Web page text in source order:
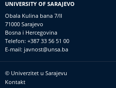
UNIVERSITY OF SARAJEVO
Obala Kulina bana 7/II
71000 Sarajevo
Bosna i Hercegovina
Telefon: +387 33 56 51 00
E-mail: javnost@unsa.ba
Footer
© Univerzitet u Sarajevu
Kontakt